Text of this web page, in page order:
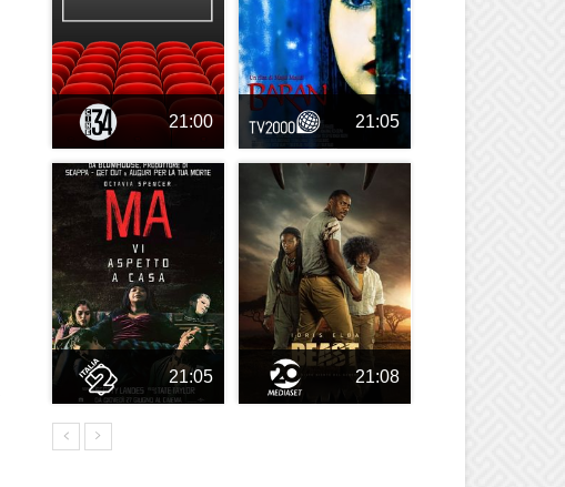
21:00 21:05
21:05 21:08